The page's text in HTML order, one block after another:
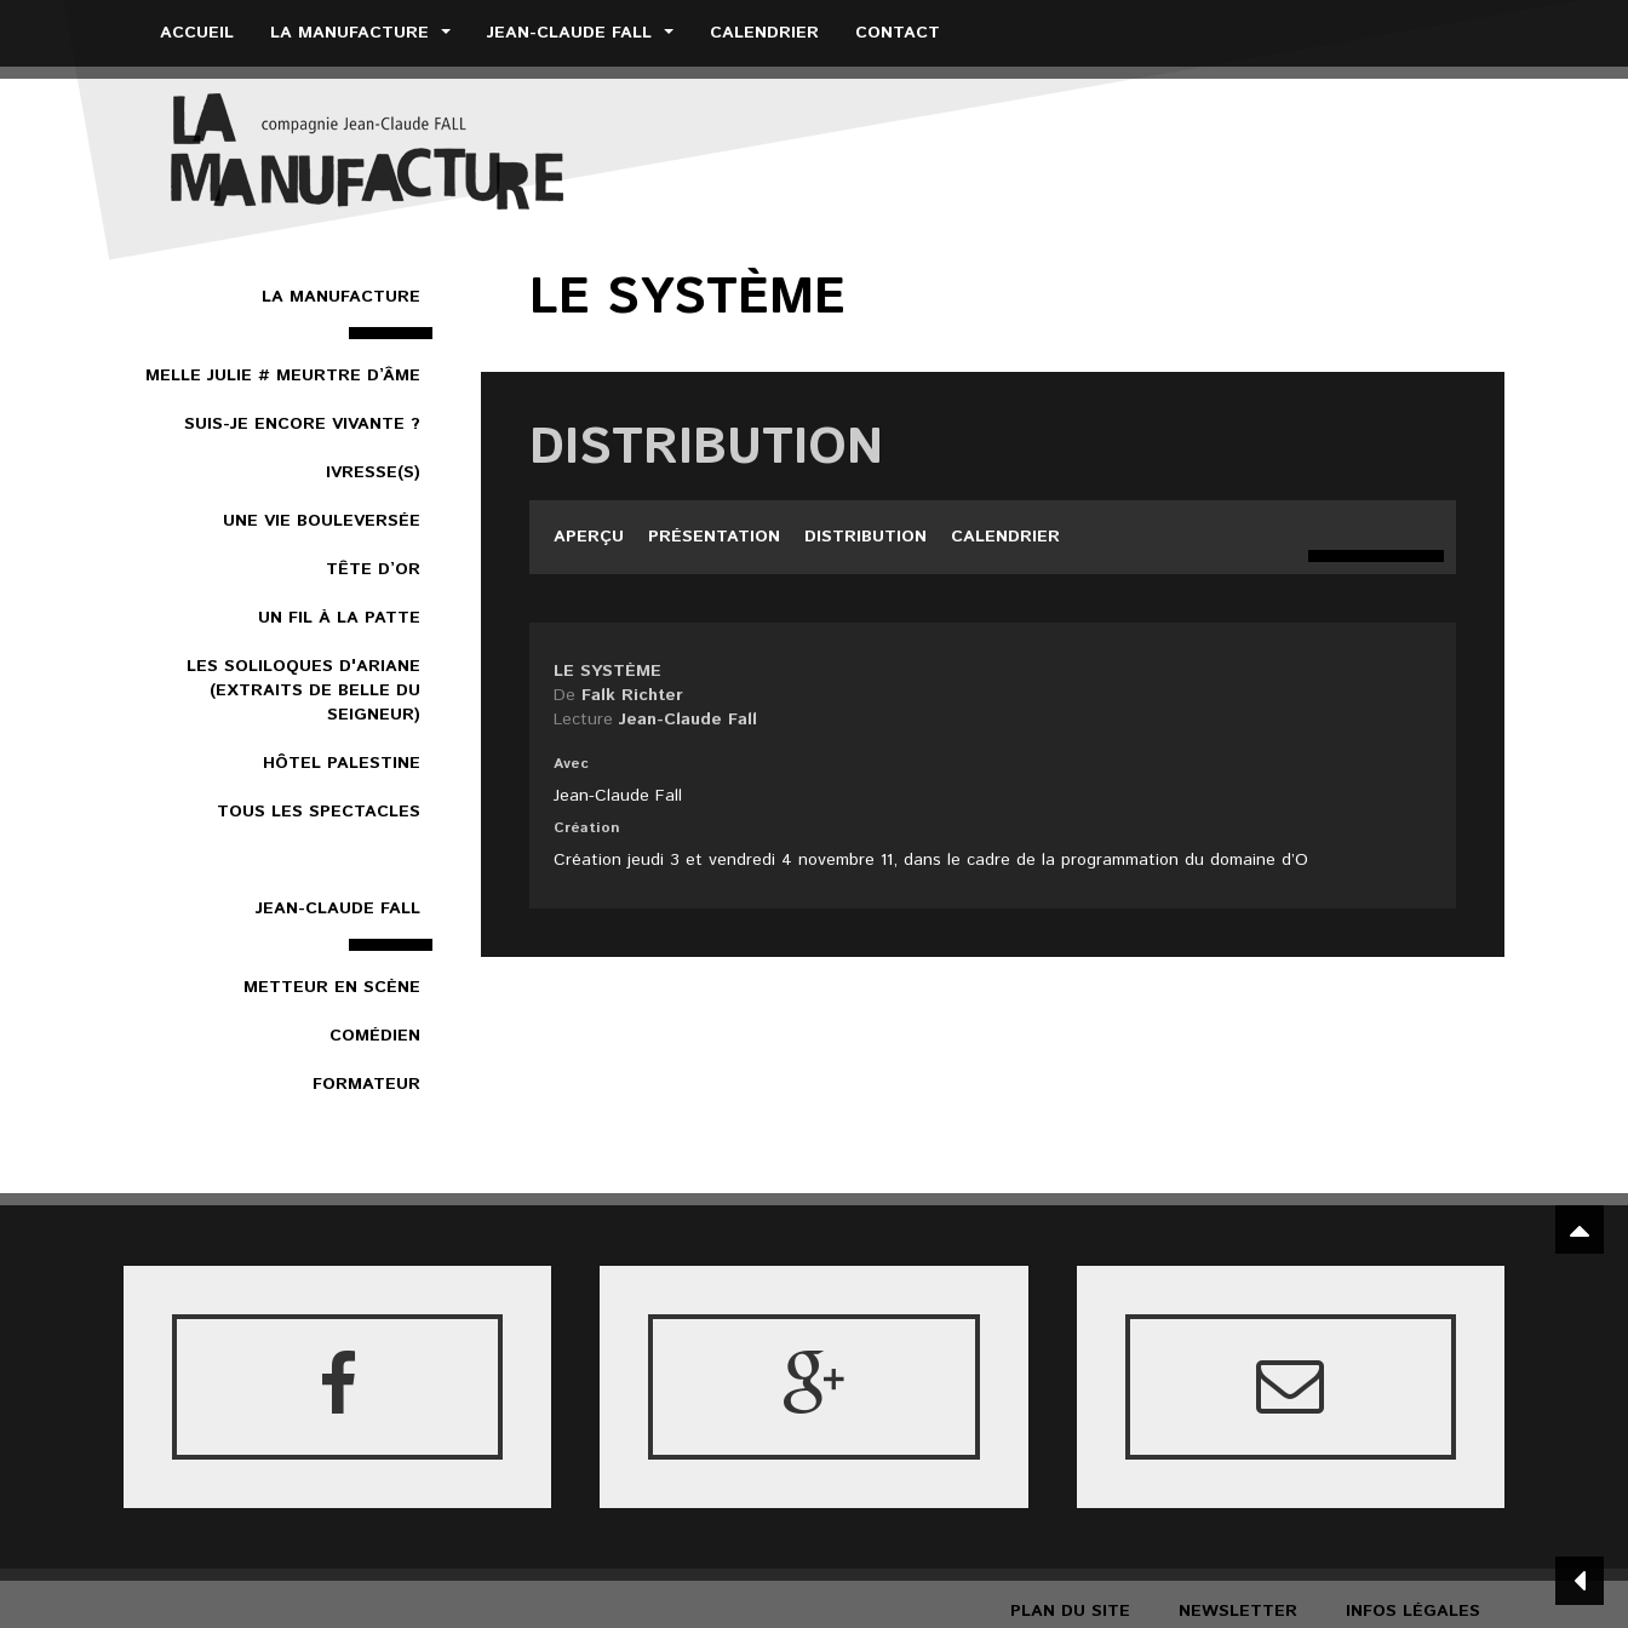
ACCUEIL LA MANUFACTURE JEAN-CLAUDE FALL CALENDRIER CONTACT
LE SYSTÈME
DISTRIBUTION
APERÇU PRÉSENTATION DISTRIBUTION CALENDRIER
LE SYSTÈME
De Falk Richter
Lecture Jean-Claude Fall
Avec
Jean-Claude Fall
Création
Création jeudi 3 et vendredi 4 novembre 11, dans le cadre de la programmation du domaine d’O
LA MANUFACTURE
MELLE JULIE # MEURTRE D’ÂME
SUIS-JE ENCORE VIVANTE ?
IVRESSE(S)
UNE VIE BOULEVERSÉE
TÊTE D’OR
UN FIL À LA PATTE
LES SOLILOQUES D'ARIANE
(EXTRAITS DE BELLE DU
SEIGNEUR)
HÔTEL PALESTINE
TOUS LES SPECTACLES
JEAN-CLAUDE FALL
METTEUR EN SCÈNE
COMÉDIEN
FORMATEUR
INFOS LÉGALES
NEWSLETTER
PLAN DU SITE